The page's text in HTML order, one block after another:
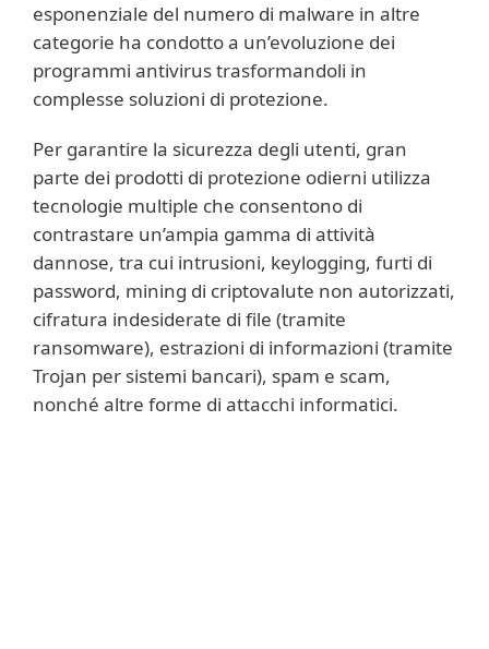
esponenziale del numero di malware in altre
categorie ha condotto a un’evoluzione dei
programmi antivirus trasformandoli in
complesse soluzioni di protezione.
Per garantire la sicurezza degli utenti, gran
parte dei prodotti di protezione odierni utilizza
tecnologie multiple che consentono di
contrastare un’ampia gamma di attività
dannose, tra cui intrusioni, keylogging, furti di
password, mining di criptovalute non autorizzati,
cifratura indesiderate di file (tramite
ransomware), estrazioni di informazioni (tramite
Trojan per sistemi bancari), spam e scam,
nonché altre forme di attacchi informatici.